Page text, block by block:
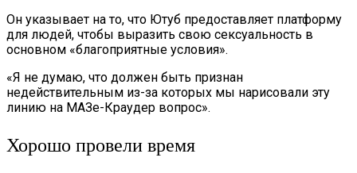
Он указывает на то, что Ютуб предоставляет платформу
для людей, чтобы выразить свою сексуальность в
основном «благоприятные условия».
«Я не думаю, что должен быть признан
недействительным из-за которых мы нарисовали эту
линию на МАЗе-Краудер вопрос».
Хорошо провели время